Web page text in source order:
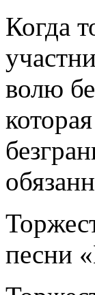
Когда
волю
песни